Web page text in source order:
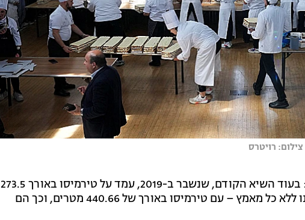
רויטרס
בסופו של דבר, השיא נשבר ללא כל בעיה: בעוד השיא הקודם, שנשבר ב-2019, עמד על טירמיסו באורך 273.5
מטרים "בלבד", השפים בלונדון עקפו אותו ללא כל מאמץ – עם טירמיסו באורך של 440.66 מטרים, וכך הם